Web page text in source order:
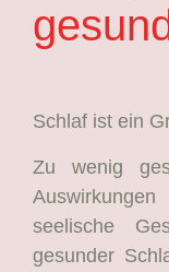
Schlaf ist ein
Zu wenig
seelische
gesunder